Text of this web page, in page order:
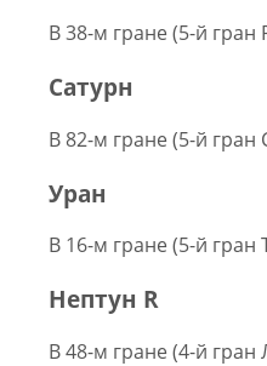
В 38-м гране (5-й гран
Сатурн
В 82-м гране (5-й гран
Уран
В 16-м гране (5-й гран
Нептун R
В 48-м гране (4-й гран